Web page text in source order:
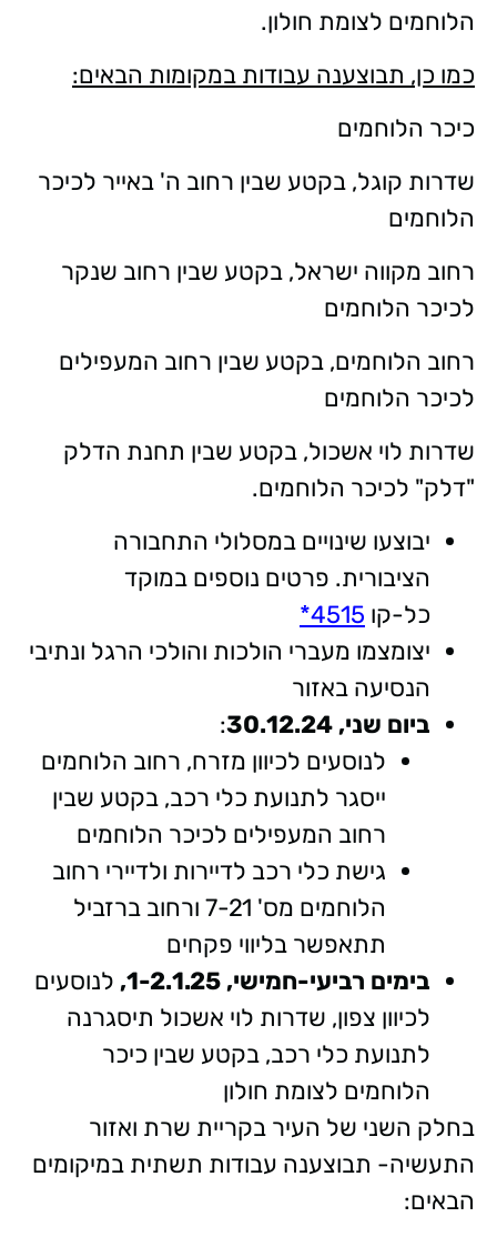
הלוחמים לצומת חולון.
כמו כן, תבוצענה עבודות במקומות הבאים:
כיכר הלוחמים
שדרות קוגל, בקטע שבין רחוב ה' באייר לכיכר
הלוחמים
רחוב מקווה ישראל, בקטע שבין רחוב שנקר
לכיכר הלוחמים
רחוב הלוחמים, בקטע שבין רחוב המעפילים
לכיכר הלוחמים
שדרות לוי אשכול, בקטע שבין תחנת הדלק
"דלק" לכיכר הלוחמים.
יבוצעו שינויים במסלולי התחבורה
הציבורית. פרטים נוספים במוקד
כל-קו 4515*
יצומצמו מעברי הולכות והולכי הרגל ונתיבי
הנסיעה באזור
ביום שני, 30.12.24
:
לנוסעים לכיוון מזרח, רחוב הלוחמים
ייסגר לתנועת כלי רכב, בקטע שבין
רחוב המעפילים לכיכר הלוחמים
גישת כלי רכב לדיירות ולדיירי רחוב
הלוחמים מס' 7-21 ורחוב ברזביל
תתאפשר בליווי פקחים
בימים רביעי-חמישי, 1-2.1.25,
לנוסעים
לכיוון צפון, שדרות לוי אשכול תיסגרנה
לתנועת כלי רכב, בקטע שבין כיכר
הלוחמים לצומת חולון
בחלק השני של העיר בקריית שרת ואזור
התעשיה- תבוצענה עבודות תשתית במיקומים
הבאים: